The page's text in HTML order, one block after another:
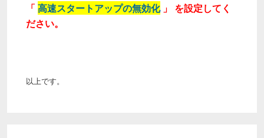
「 高速スタートアップの無効化」 を設定してく
ださい。
以上です。